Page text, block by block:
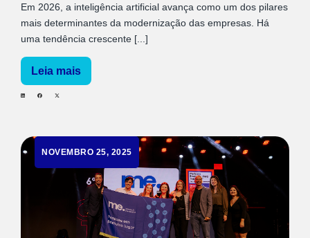
Em 2026, a inteligência artificial avança como um dos pilares
mais determinantes da modernização das empresas. Há
uma tendência crescente [...]
Leia mais
NOVEMBRO 25, 2025